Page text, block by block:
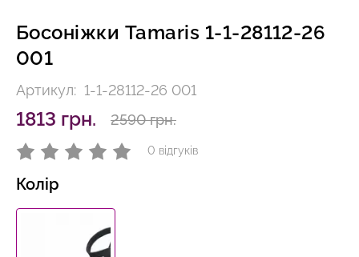
Босоніжки Tamaris 1-1-28112-26
001
Артикул: 1-1-28112-26 001
1813 грн. 2590 грн.
0 відгуків
Колір